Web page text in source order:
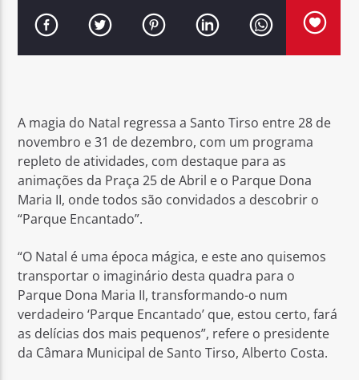
LÁBIOS DE MEL
Rádio No ar
A magia do Natal regressa a Santo Tirso entre 28 de
novembro e 31 de dezembro, com um programa
repleto de atividades, com destaque para as
animações da Praça 25 de Abril e o Parque Dona
Maria II, onde todos são convidados a descobrir o
“Parque Encantado”.
“O Natal é uma época mágica, e este ano quisemos
transportar o imaginário desta quadra para o
Parque Dona Maria II, transformando-o num
verdadeiro ‘Parque Encantado’ que, estou certo, fará
as delícias dos mais pequenos”, refere o presidente
da Câmara Municipal de Santo Tirso, Alberto Costa.